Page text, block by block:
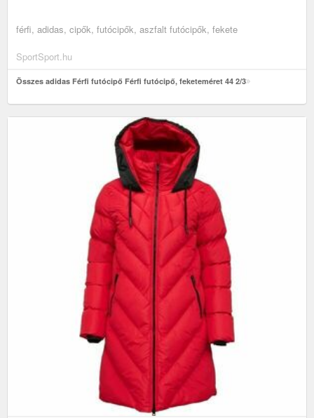
férfi, adidas, cipők, futócipők, aszfalt futócipők, fekete
SportSport.hu
Összes adidas Férfi futócipő Férfi futócipő, feketeméret 44 2/3